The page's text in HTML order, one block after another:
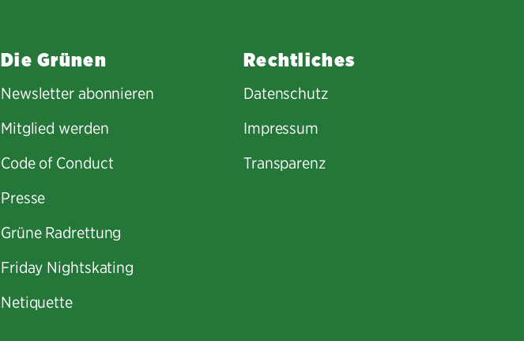
Die Grünen
Newsletter abonnieren
Mitglied werden
Code of Conduct
Presse
Grüne Radrettung
Friday Nightskating
Netiquette
Rechtliches
Datenschutz
Impressum
Transparenz